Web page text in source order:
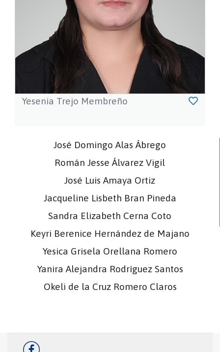
Yesenia Trejo Membreño
José Domingo Alas Ábrego
Román Jesse Álvarez Vigil
José Luis Amaya Ortiz
Jacqueline Lisbeth Bran Pineda
Sandra Elizabeth Cerna Coto
Keyri Berenice Hernández de Majano
Yesica Grisela Orellana Romero
Yanira Alejandra Rodríguez Santos
Okeli de la Cruz Romero Claros